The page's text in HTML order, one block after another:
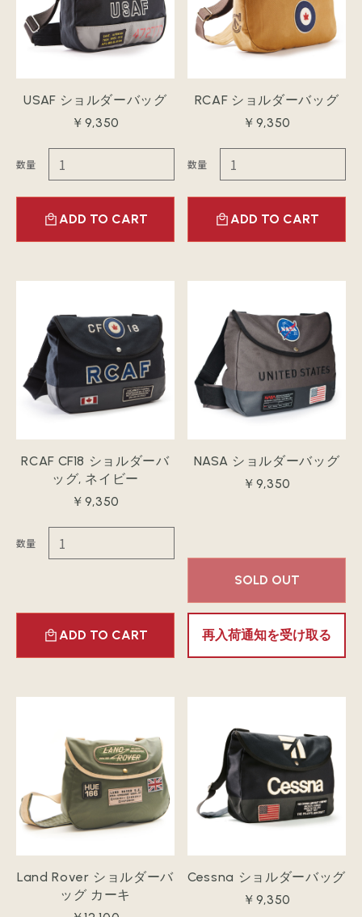
USAF ショルダーバッグ
￥9,350
数量
ADD TO CART
RCAF ショルダーバッグ
￥9,350
数量
ADD TO CART
RCAF CF18 ショルダーバ
ッグ, ネイビー
￥9,350
数量
ADD TO CART
NASA ショルダーバッグ
￥9,350
SOLD OUT
再入荷通知を受け取る
Land Rover ショルダーバ
ッグ カーキ
Cessna ショルダーバッグ
￥9,350